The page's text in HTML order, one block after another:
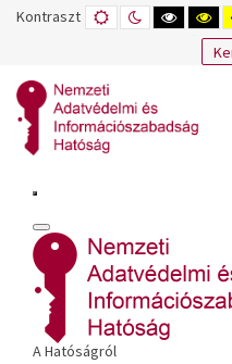
Kontraszt ALAPÉRTELMEZETT
MÓD
ÉJSZAKAI
MÓD
NAGY
FEKETE-
FEHÉR
A Hatóságról